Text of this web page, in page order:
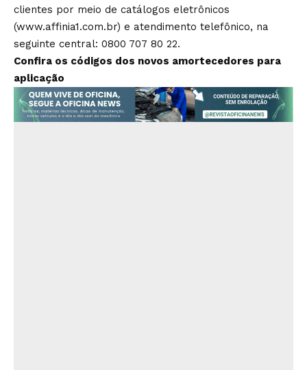
clientes por meio de catálogos eletrônicos
(www.affinia1.com.br) e atendimento telefônico, na
seguinte central: 0800 707 80 22.
Confira os códigos dos novos amortecedores para
aplicação